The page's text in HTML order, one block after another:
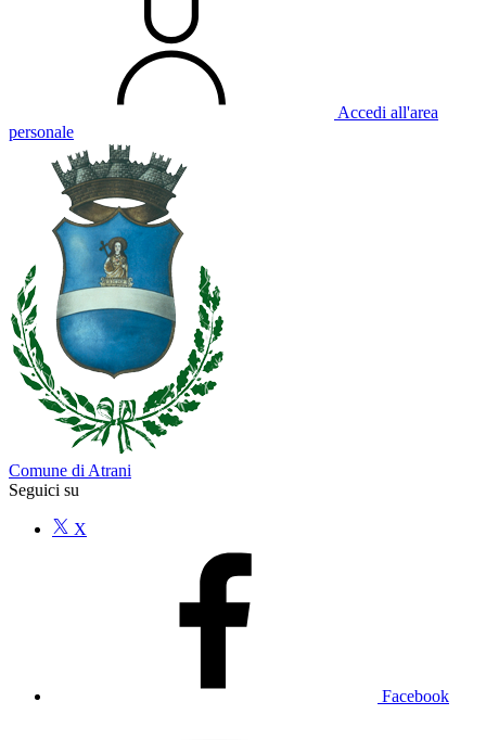
Accedi all'area
personale
Comune di Atrani
Seguici su
X
Facebook